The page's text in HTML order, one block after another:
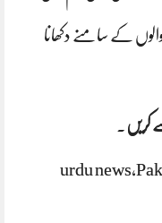
کے سامنے دکھانا
کریں
urdu